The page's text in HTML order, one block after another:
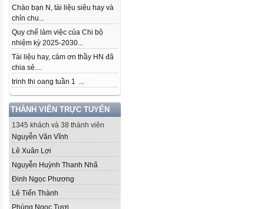
Chào bạn N, tài liệu siêu hay và
chỉn chu...
Quy chế làm việc của Chi bộ
nhiệm kỳ 2025-2030...
Tài liệu hay, cảm ơn thầy HN đã
chia sẻ....
trinh thi oang tuần 1 ...
THÀNH VIÊN TRỰC TUYẾN
1345 khách và 38 thành viên
Nguyễn Văn Vĩnh
Lê Xuân Lợi
Nguyễn Huỳnh Thanh Nhã
Đinh Ngọc Phương
Lê Tiến Thành
Phùng Ngọc Tươi